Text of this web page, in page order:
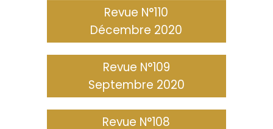
Revue N°110
Décembre 2020
Revue N°109
Septembre 2020
Revue N°108